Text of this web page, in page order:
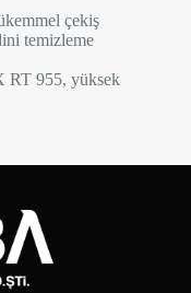
çekiş
temizleme
RT 955, yüksek